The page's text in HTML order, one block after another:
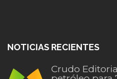
NOTICIAS RECIENTES
Crudo